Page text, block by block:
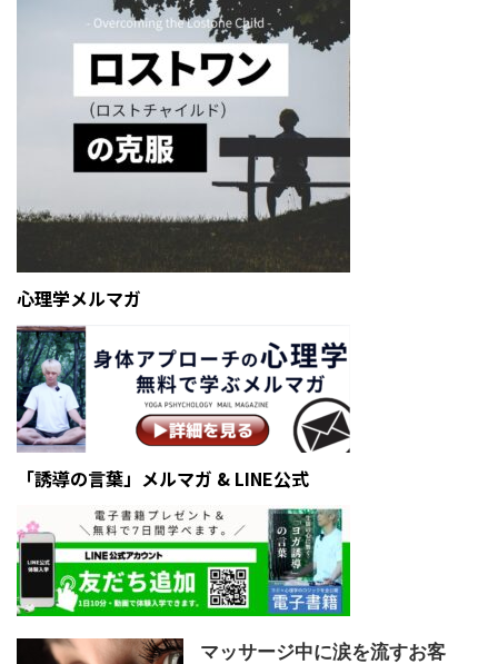
心理学メルマガ
「誘導の言葉」メルマガ & LINE公式
マッサージ中に涙を流すお客